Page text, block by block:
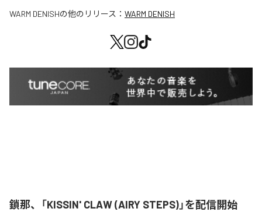
WARM DENISHの他のリリース： WARM DENISH
鎖那、「KISSIN' CLAW (AIRY STEPS)」を配信開始